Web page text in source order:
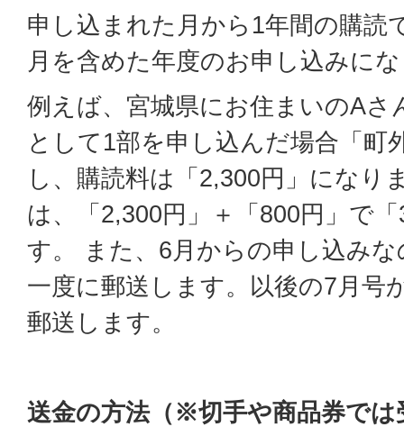
申し込まれた月から1年間の購読
月を含めた年度のお申し込みに
例えば、宮城県にお住まいのAさ
として1部を申し込んだ場合「町
し、購読料は「2,300円」になり
は、「2,300円」＋「800円」で
す。 また、6月からの申し込み
一度に郵送します。以後の7月号
郵送します。
送金の方法（※切手や商品券で